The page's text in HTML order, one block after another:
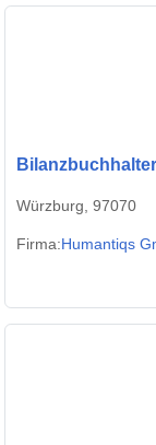
Würzburg, 97070
Firma:Humantiqs